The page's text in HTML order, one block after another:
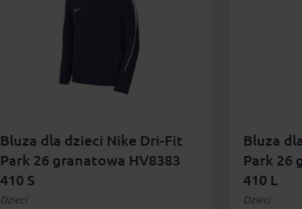
Bluza dla dzieci Nike Dri-Fit
Park 26 granatowa HV8383
410 S
Dzieci
Bluza
Park 26
410 L
Dzieci